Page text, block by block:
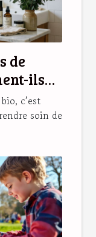
de
ils
?
c’est
soin de